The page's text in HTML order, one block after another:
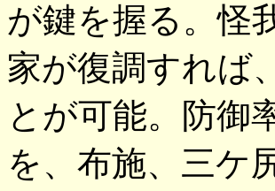
が鍵を握る。怪
家が復調すれば
とが可能。防御
を、布施、三ケ